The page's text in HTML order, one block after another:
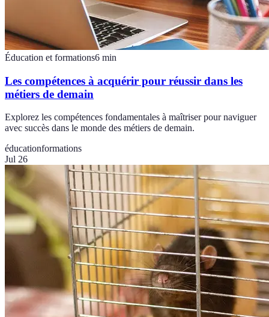
Éducation et formations6 min
Les compétences à acquérir pour réussir dans les
métiers de demain
Explorez les compétences fondamentales à maîtriser pour naviguer
avec succès dans le monde des métiers de demain.
éducationformations
Jul 26